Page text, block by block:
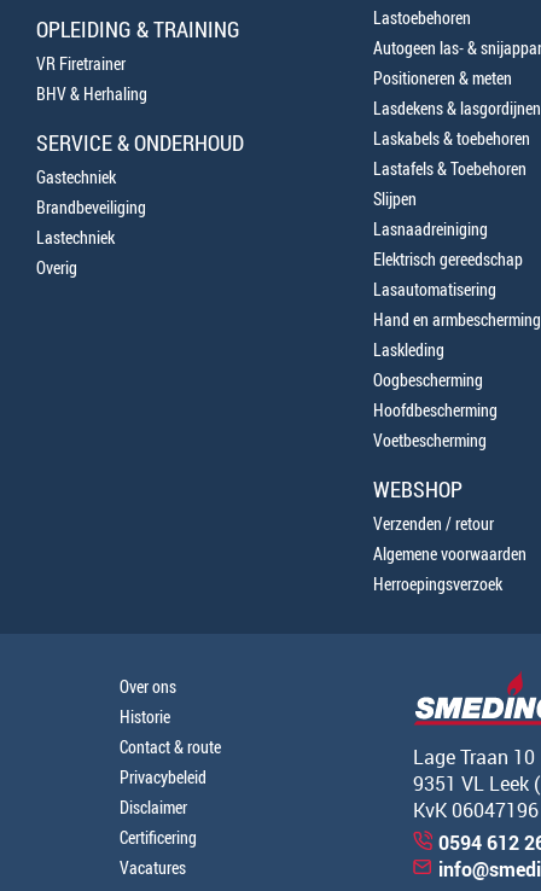
OPLEIDING & TRAINING
VR Firetrainer
BHV & Herhaling
SERVICE & ONDERHOUD
Gastechniek
Brandbeveiliging
Lastechniek
Overig
Lastoebehoren
Autogeen las- &
Positioneren & meten
Lasdekens & lasgordijnen
Laskabels & toebehoren
Lastafels & Toebehoren
Slijpen
Lasnaadreiniging
Elektrisch gereedschap
Lasautomatisering
Hand en armbescherming
Laskleding
Oogbescherming
Hoofdbescherming
Voetbescherming
WEBSHOP
Verzenden / retour
Algemene voorwaarden
Herroepingsverzoek
Over ons
Historie
Contact & route
Privacybeleid
Disclaimer
Certificering
Vacatures
Lage Traan 10
9351 VL Leek
KvK 06047196
0594 612